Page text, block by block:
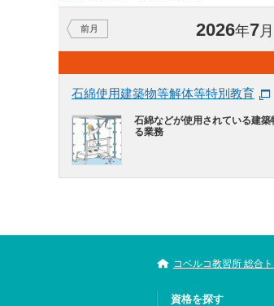
前月 2026年7月
石綿使用建築物等解体等特別教育
石綿などが使用されている建
る業務
コベルコ教習所 総合
資格を探す